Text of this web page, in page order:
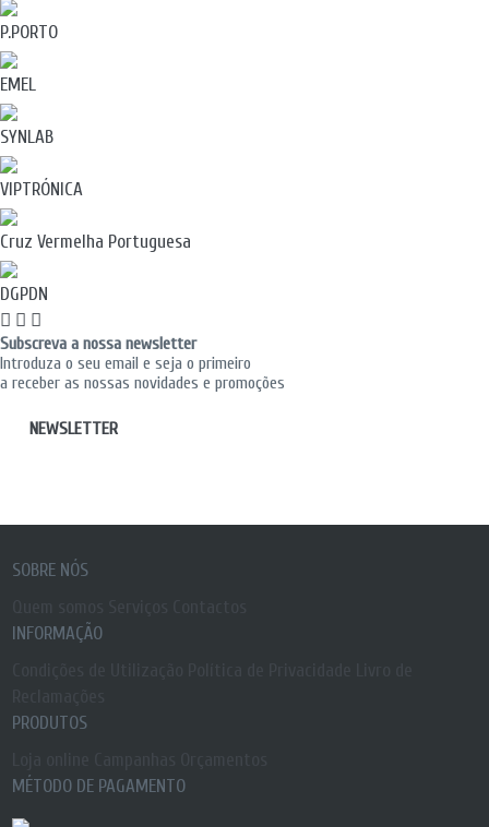
P.PORTO
EMEL
SYNLAB
VIPTRÓNICA
Cruz Vermelha Portuguesa
DGPDN
Subscreva a nossa newsletter
Introduza o seu email e seja o primeiro
a receber as nossas novidades e promoções
NEWSLETTER
SOBRE NÓS
INFORMAÇÃO
PRODUTOS
MÉTODO DE PAGAMENTO